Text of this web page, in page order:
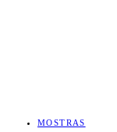
MOSTRAS